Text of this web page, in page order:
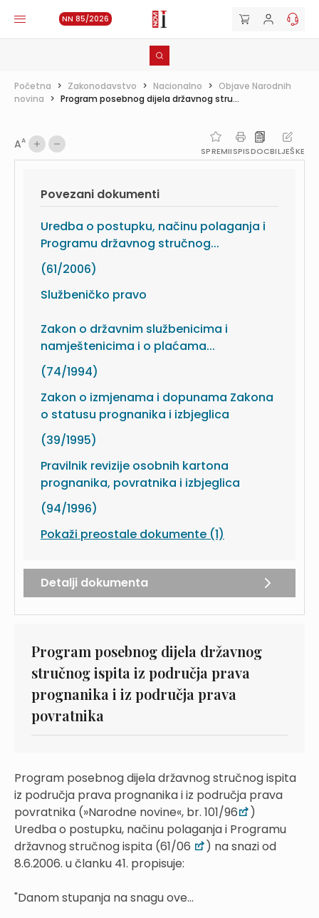
NN 85/2026
Početna > Zakonodavstvo > Nacionalno > Objave Narodnih
novina > Program posebnog dijela državnog stru...
AA
SPREMIISPISDOCBILJEŠKE
Povezani dokumenti
Uredba o postupku, načinu polaganja i
Programu državnog stručnog...
(61/2006)
Službeničko pravo
Zakon o državnim službenicima i
namještenicima i o plaćama...
(74/1994)
Zakon o izmjenama i dopunama Zakona
o statusu prognanika i izbjeglica
(39/1995)
Pravilnik revizije osobnih kartona
prognanika, povratnika i izbjeglica
(94/1996)
Pokaži preostale dokumente (1)
Detalji dokumenta
Program posebnog dijela državnog
stručnog ispita iz područja prava
prognanika i iz područja prava
povratnika
Program posebnog dijela državnog stručnog ispita
iz područja prava prognanika i iz područja prava
povratnika (»Narodne novine«, br. 101/96
)
Uredba o postupku, načinu polaganja i Programu
državnog stručnog ispita (61/06
) na snazi od
8.6.2006. u članku 41. propisuje:
"Danom stupanja na snagu ove...